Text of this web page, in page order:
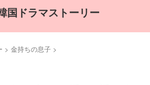
国ドラマストーリー
> 金持ちの息子 >